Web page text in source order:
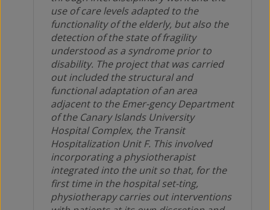
use of care levels adapted to the
functionality of the elderly, but also the
detection of the state of fragility
understood as a syndrome prior to
disability. The project that was carried
out included the structural and
functional adaptation of an area
adjacent to the Emer-gency Department
of the Canary Islands University
Hospital Complex, the Transit
Hospitalization Unit F. This involved
incorporating a physiotherapist
integrated into the unit so that, for the
first time in the hospital set-ting,
physiotherapy carries out interventions